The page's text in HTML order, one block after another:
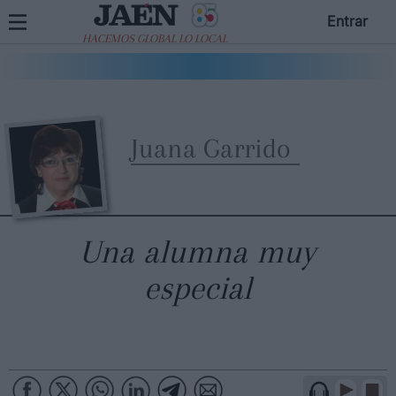
HACEMOS GLOBAL LO LOCAL
Entrar
Juana Garrido
Una alumna muy
especial